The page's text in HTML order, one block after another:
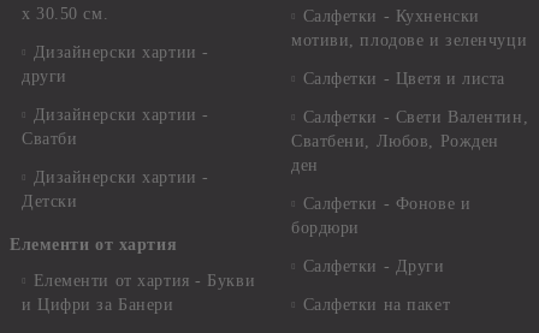
x 30.50 см.
Дизайнерски хартии -
други
Дизайнерски хартии -
Сватби
Дизайнерски хартии -
Детски
Елементи от хартия
Елементи от хартия - Букви
и Цифри за Банери
Салфетки - Кухненски
мотиви, плодове и зеленчуци
Салфетки - Цветя и листа
Салфетки - Свети Валентин,
Сватбени, Любов, Рожден
ден
Салфетки - Фонове и
бордюри
Салфетки - Други
Салфетки на пакет